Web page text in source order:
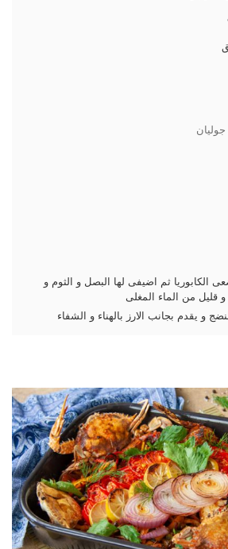
الكابوريا ثم اضيفى لها البصل و الثوم و
قليل من الماء المغلى
و يقدم بجانب الارز بالهناء و الشفاء